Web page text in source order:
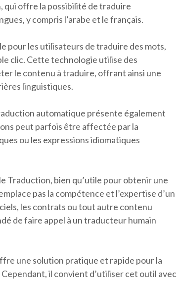
qui offre la possibilité de traduire
y compris l’arabe et le français.
pour les utilisateurs de traduire des mots,
clic. Cette technologie utilise des
le contenu à traduire, offrant ainsi une
linguistiques.
automatique présente également
peut parfois être affectée par la
ou les expressions idiomatiques
Traduction, bien qu’utile pour obtenir une
pas la compétence et l’expertise d’un
les contrats ou tout autre contenu
de faire appel à un traducteur humain
une solution pratique et rapide pour la
il convient d’utiliser cet outil avec